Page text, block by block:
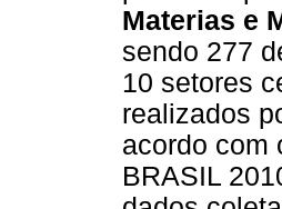
Materias e
sendo 277
10 setores
realizados
acordo com
BRASIL